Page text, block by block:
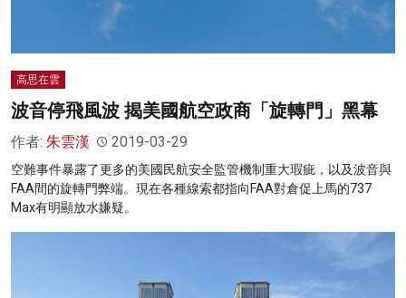
高思在雲
波音停飛風波 揭美國航空政商「旋轉門」黑幕
作者: 朱雲漢 2019-03-29
空難事件暴露了更多的美國民航安全監管機制重大瑕疵，以及波音與
FAA間的旋轉門弊端。現在各種線索都指向FAA對倉促上馬的737
Max有明顯放水嫌疑。